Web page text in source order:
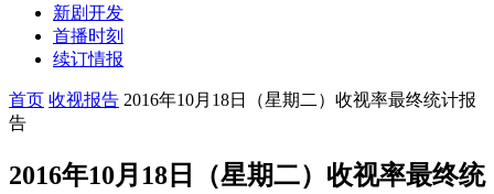
新剧开发
首播时刻
续订情报
首页 收视报告 2016年10月18日（星期二）收视率最终统计报
告
2016年10月18日（星期二）收视率最终统